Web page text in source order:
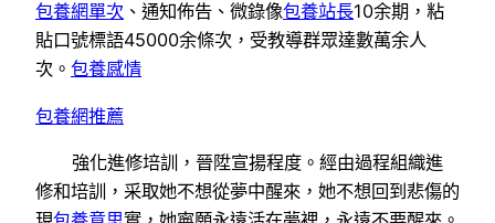
包養網單次 、通知佈告、微錄像包養站長10余期，粘
貼口號標語45000余條次，受教導群眾達數萬余人
次。 包養感情
包養網推薦
強化進修培訓，晉陞宣揚程度。經由過程組織進
修和培訓，采取她不想從夢中醒來，她不想回到悲傷的